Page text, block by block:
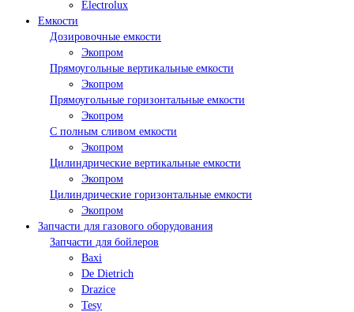
Electrolux
Емкости
Дозировочные емкости
Экопром
Прямоугольные вертикальные емкости
Экопром
Прямоугольные горизонтальные емкости
Экопром
С полным сливом емкости
Экопром
Цилиндрические вертикальные емкости
Экопром
Цилиндрические горизонтальные емкости
Экопром
Запчасти для газового оборудования
Запчасти для бойлеров
Baxi
De Dietrich
Drazice
Tesy